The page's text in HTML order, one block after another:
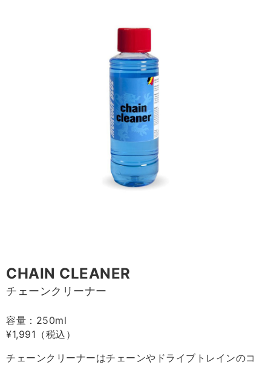
CHAIN CLEANER
チェーンクリーナー
容量：250ml
¥1,991（税込）
チェーンクリーナーはチェーンやドライブトレインのコ